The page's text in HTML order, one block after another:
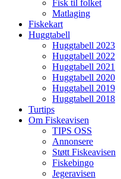
Fisk til folket
Matlaging
Fiskekart
Huggtabell
Huggtabell 2023
Huggtabell 2022
Huggtabell 2021
Huggtabell 2020
Huggtabell 2019
Huggtabell 2018
Turtips
Om Fiskeavisen
TIPS OSS
Annonsere
Støtt Fiskeavisen
Fiskebingo
Jegeravisen